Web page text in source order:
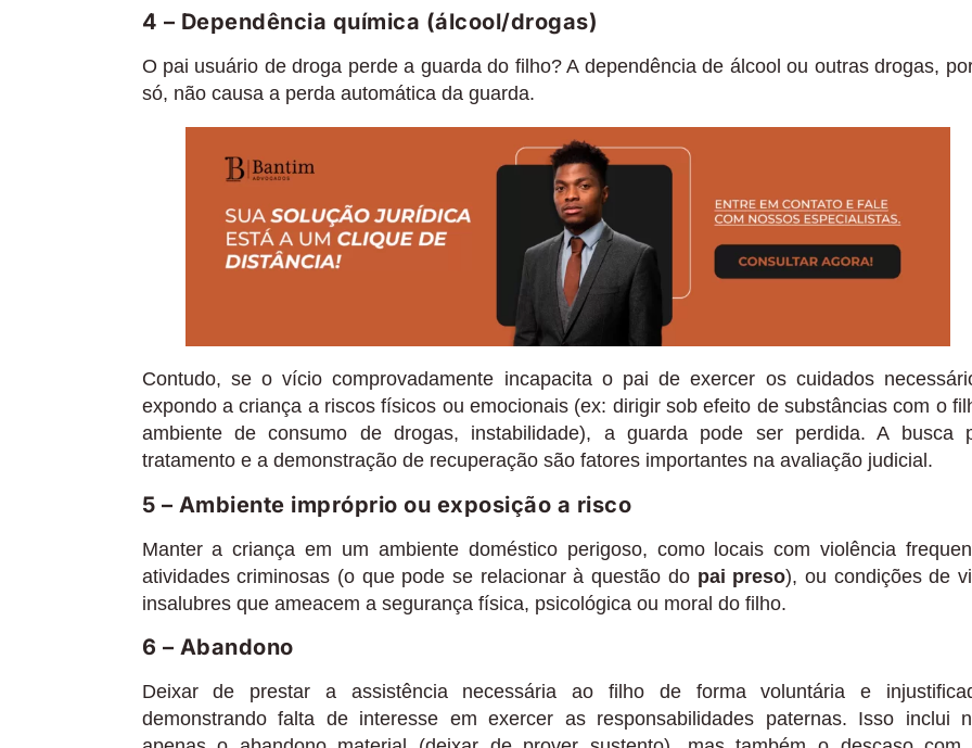
4 – Dependência química (álcool/drogas)
O pai usuário de droga perde a guarda do filho? A dependência de álcool ou outras drogas,
só, não causa a perda automática da guarda.
Contudo, se o vício comprovadamente incapacita o pai de exercer os cuidados
expondo a criança a riscos físicos ou emocionais (ex: dirigir sob efeito de substâncias com o
ambiente de consumo de drogas, instabilidade), a guarda pode ser perdida. A busca
tratamento e a demonstração de recuperação são fatores importantes na avaliação judicial.
5 – Ambiente impróprio ou exposição a risco
Manter a criança em um ambiente doméstico perigoso, como locais com violência
atividades criminosas (o que pode se relacionar à questão do pai preso), ou condições de
insalubres que ameacem a segurança física, psicológica ou moral do filho.
6 – Abandono
Deixar de prestar a assistência necessária ao filho de forma voluntária e
demonstrando falta de interesse em exercer as responsabilidades paternas. Isso inclui